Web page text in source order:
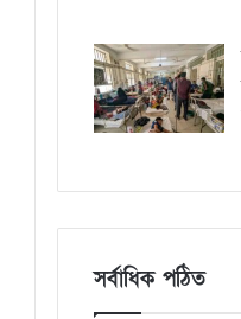
সর্বাধিক পঠিত